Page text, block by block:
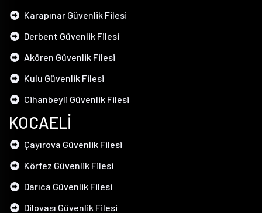
Karapınar Güvenlik Filesi
Derbent Güvenlik Filesi
Akören Güvenlik Filesi
Kulu Güvenlik Filesi
Cihanbeyli Güvenlik Filesi
KOCAELİ
Çayırova Güvenlik Filesi
Körfez Güvenlik Filesi
Darıca Güvenlik Filesi
Dilovası Güvenlik Filesi